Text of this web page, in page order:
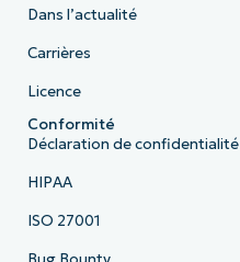
Dans l’actualité
Carrières
Licence
Conformité
Déclaration de confidentialité
HIPAA
ISO 27001